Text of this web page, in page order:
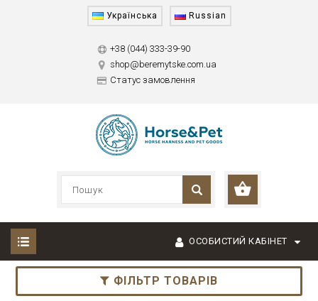
Українська Russian
+38 (044) 333-39-90
shop@beremytske.com.ua
Статус замовлення
ОСОБИСТИЙ КАБІНЕТ
ФІЛЬТР ТОВАРІВ